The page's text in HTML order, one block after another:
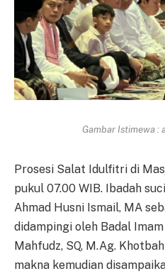
Gambar Istimewa :
Prosesi Salat Idulfitri di
pukul 07.00 WIB. Ibadah
Ahmad Husni Ismail, MA
didampingi oleh Badal
Mahfudz, SQ, M.Ag.
makna kemudian